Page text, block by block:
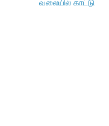
வலையில் காட்டு